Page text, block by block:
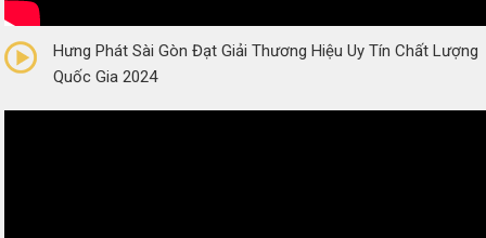
(0 Reviews)
Hưng Phát Sài Gòn Đạt Giải Thương Hiệu Uy Tín Chất Lượng
Quốc Gia 2024